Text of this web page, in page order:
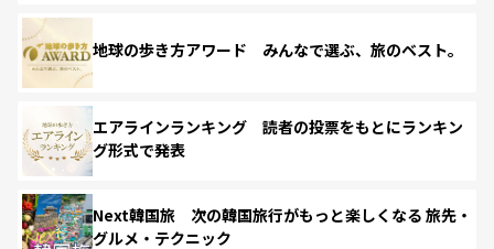
地球の歩き方アワード みんなで選ぶ、旅のベスト。
エアラインランキング 読者の投票をもとにランキン
グ形式で発表
Next韓国旅 次の韓国旅行がもっと楽しくなる 旅先・
グルメ・テクニック